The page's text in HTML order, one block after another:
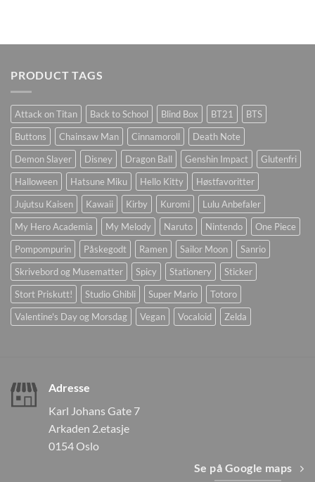
PRODUCT TAGS
Attack on Titan Back to School Blind Box BT21
BTS
Buttons
Chainsaw Man Cinnamoroll
Death Note
Demon Slayer
Disney Dragon Ball Genshin Impact
Glutenfri
Halloween
Hatsune Miku Hello Kitty
Høstfavoritter
Jujutsu Kaisen
Kawaii Kirby Kuromi
Lulu Anbefaler
My Hero Academia
My Melody Naruto Nintendo
One Piece
Pompompurin
Påskegodt Ramen Sailor Moon
Sanrio
Skrivebord og Musematter
Spicy Stationery
Sticker
Stort Priskutt!
Studio Ghibli Super Mario
Totoro
Valentine's Day og Morsdag
Vegan Vocaloid Zelda
Adresse
Karl Johans Gate 7
Arkaden 2.etasje
0154 Oslo
Se på Google maps